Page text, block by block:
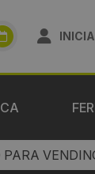
PARA